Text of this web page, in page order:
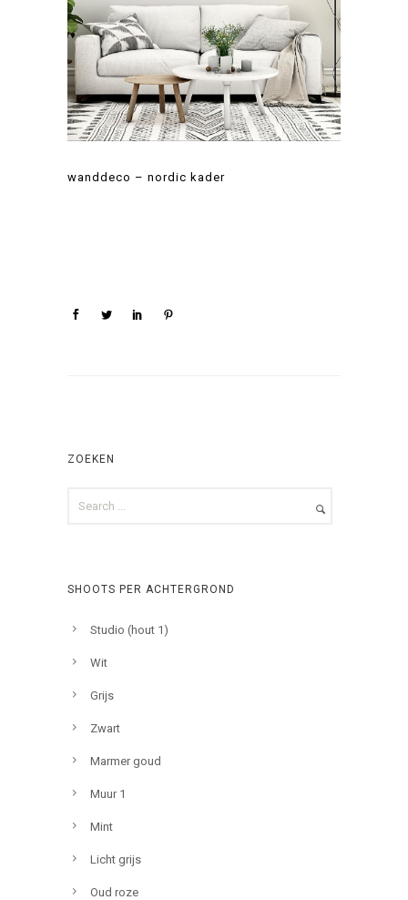
wanddeco – nordic kader
ZOEKEN
SHOOTS PER ACHTERGROND
Studio (hout 1)
Wit
Grijs
Zwart
Marmer goud
Muur 1
Mint
Licht grijs
Oud roze